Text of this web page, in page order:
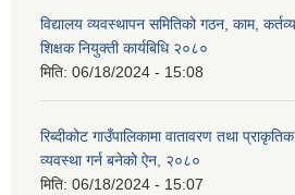
विद्यालय व्यवस्थापन समितिको गठन, काम,
शिक्षक नियुक्ती कार्यबिधि २०८०
मिति: 06/18/2024 - 15:08
रिब्दीकोट गाउँपालिकामा वातावरण तथा
व्यवस्था गर्न बनेको ऐन, २०८०
मिति: 06/18/2024 - 15:07